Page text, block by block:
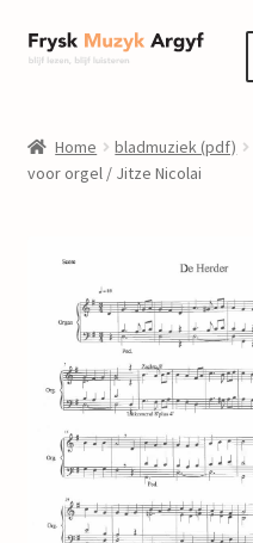
Ga
door
navigatie
Ga
naar
inhoud
informatie
Componisten
nieuws
events
contact
Home bladmuziek (pdf)
voor orgel / Jitze Nicolai